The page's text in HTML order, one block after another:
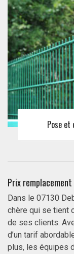
Pose
Prix
Dans le 07130
chère qui se tient
de ses clients.
d’un tarif
plus, les équipes